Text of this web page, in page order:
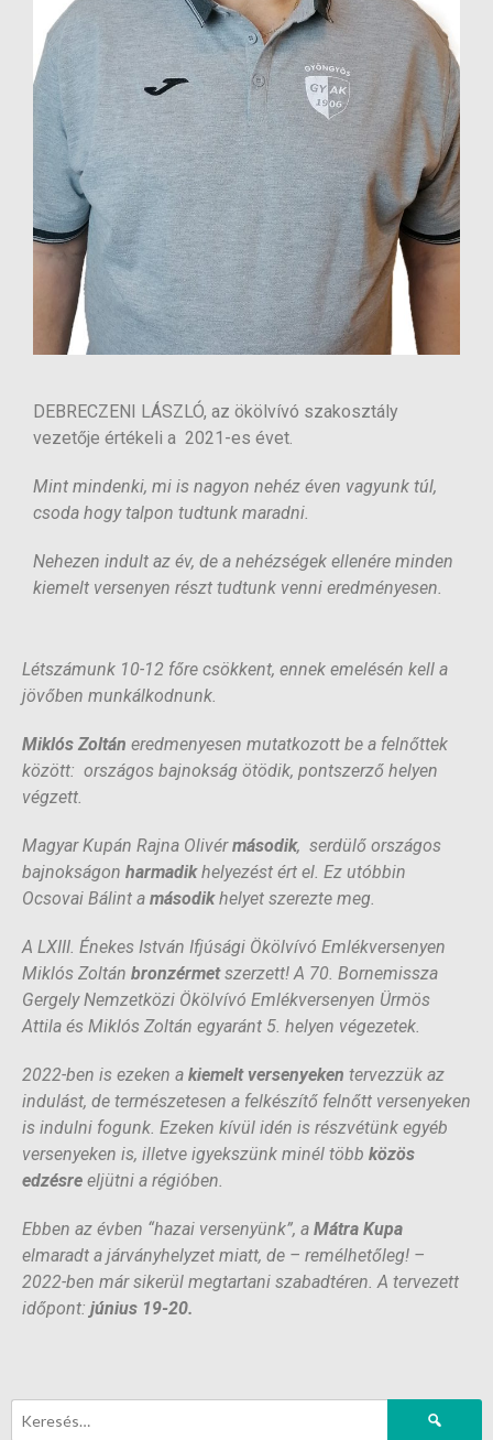
DEBRECZENI LÁSZLÓ, az ökölvívó szakosztály
vezetője értékeli a 2021-es évet.
Mint mindenki, mi is nagyon nehéz éven vagyunk túl,
csoda hogy talpon tudtunk maradni.
Nehezen indult az év, de a nehézségek ellenére minden
kiemelt versenyen részt tudtunk venni eredményesen.
Létszámunk 10-12 főre csökkent, ennek emelésén kell a
jövőben munkálkodnunk.
Miklós Zoltán eredmenyesen mutatkozott be a felnőttek
között: országos bajnokság ötödik, pontszerző helyen
végzett.
Magyar Kupán Rajna Olivérmásodik, serdülő országos
bajnokságon harmadikhelyezést ért el. Ez utóbbin
Ocsovai Bálint a másodikhelyet szerezte meg.
A LXIII. Énekes István Ifjúsági Ökölvívó Emlékversenyen
Miklós Zoltán bronzérmetszerzett! A 70. Bornemissza
Gergely Nemzetközi Ökölvívó Emlékversenyen Ürmös
Attila és Miklós Zoltán egyaránt 5. helyen végezetek.
2022-ben is ezeken a kiemelt versenyeken tervezzük az
indulást, de természetesen a felkészítő felnőtt versenyeken
is indulni fogunk. Ezeken kívül idén is részvétünk egyéb
versenyeken is, illetve igyekszünk minél több közös
edzésre eljütni a régióben.
Ebben az évben “hazai versenyünk”, a Mátra Kupa
elmaradt a járványhelyzet miatt, de – remélhetőleg! –
2022-ben már sikerül megtartani szabadtéren. A tervezett
időpont: június 19-20.